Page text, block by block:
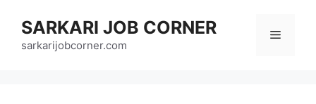
content
SARKARI JOB CORNER
sarkarijobcorner.com
Menu